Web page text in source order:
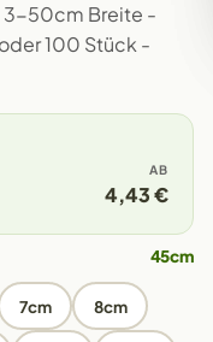
3-50cm Breite -
100 Stück -
AB
4,43 €
45cm
7cm 8cm